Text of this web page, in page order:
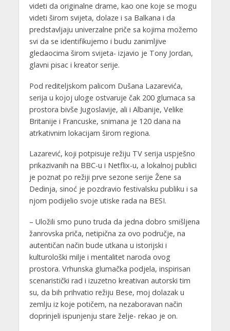
videti da originalne drame, kao one koje se mogu
videti širom svijeta, dolaze i sa Balkana i da
predstavljaju univerzalne priče sa kojima možemo
svi da se identifikujemo i budu zanimljive
gledaocima širom svijeta- izjavio je Tony Jordan,
glavni pisac i kreator serije.
Pod rediteljskom palicom Dušana Lazarevića,
serija u kojoj uloge ostvaruje čak 200 glumaca sa
prostora bivše Jugoslavije, ali i Albanije, Velike
Britanije i Francuske, snimana je 120 dana na
atrkativnim lokacijam širom regiona.
Lazarević, koji potpisuje režiju TV serija uspješno
prikazivanih na BBC-u i Netflix-u, a lokalnoj publici
je poznat po režiji prve sezone serije Žene sa
Dedinja, sinoć je pozdravio festivalsku publiku i sa
njom podijelio svoje utiske rada na BESI.
– Uložili smo puno truda da jedna dobro smišljena
žanrovska priča, netipična za ovo područje, na
autentičan način bude utkana u istorijski i
kulturološki milje i mentalitet naroda ovog
prostora. Vrhunska glumačka podjela, inspirisan
scenaristički rad i izuzetno kreativan autorski tim
su, da bih prihvatio režiju Bese, moj dolazak u
zemlju iz koje potičem, na nezaboravan način
doprinjeli ispunjenju stare želje- rekao je on.